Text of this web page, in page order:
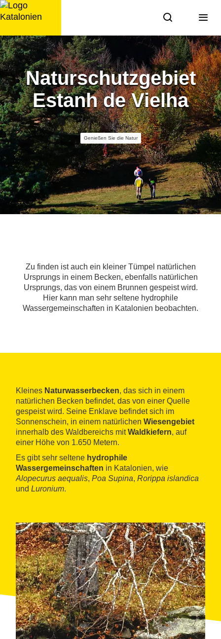
Zum
Inhalt
Naturschutzgebiet
Estanh de Vielha
Genießen Sie die Natur
Zu finden ist auch ein kleiner Tümpel natürlichen
Ursprungs in einem Becken, ebenfalls natürlichen
Ursprungs, das von einem Brunnen gespeist wird.
Hier kann man sehr seltene hydrophile
Wassergemeinschaften in Katalonien beobachten.
Kleines Naturwasserbecken, das sich in einem
natürlichen Becken befindet, das von einer Quelle
gespeist wird. Seine Enklave befindet sich im
Sonnenschein, in einem natürlichen Wiesengebiet
innerhalb des Waldbereichs mitWaldkiefern, auf
einer Höhe von 1.650 Metern.
Es gibt sehr seltene hydrophile
Wassergemeinschaften in Katalonien, wie
Alopecurus aequalis, Poa Supina, Rorippa islandica
und Luronium.